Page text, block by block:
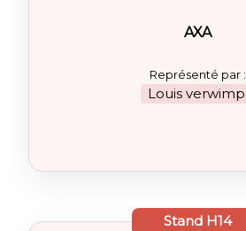
AXA
Représenté par :
Louis verwimp
Stand H14